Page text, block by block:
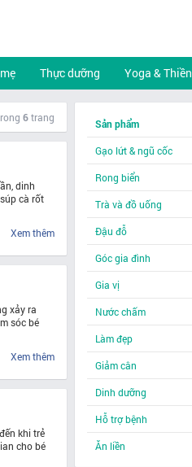
Thực dưỡng Yoga & Thiền
6trang
dinh
cà rốt
Xem thêm
xảy ra
sóc bé
Xem thêm
khi trẻ
cho bé
Sản phẩm
Gạo lứt & ngũ cốc
Rong biển
Trà và đồ uống
Đậu đỗ
Góc gia đình
Gia vị
Nước chấm
Làm đẹp
Giảm cân
Dinh dưỡng
Hỗ trợ bệnh
Ăn liền